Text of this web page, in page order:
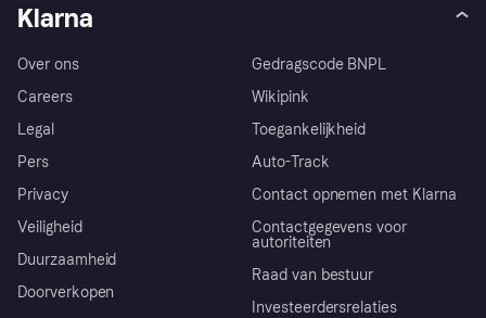
Klarna
Over ons
Careers
Legal
Pers
Privacy
Veiligheid
Duurzaamheid
Doorverkopen
Gedragscode BNPL
Wikipink
Toegankelijkheid
Auto-Track
Contact opnemen met Klarna
Contactgegevens voor
autoriteiten
Raad van bestuur
Investeerdersrelaties